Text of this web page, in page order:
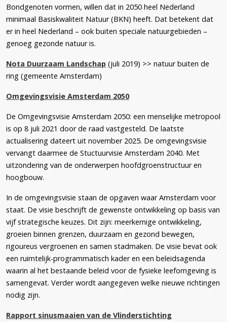
Bondgenoten vormen, willen dat in 2050 heel Nederland
minimaal Basiskwaliteit Natuur (BKN) heeft. Dat betekent dat
er in heel Nederland – ook buiten speciale natuurgebieden –
genoeg gezonde natuur is.
Nota Duurzaam Landschap (juli 2019) >> natuur buiten de
ring (gemeente Amsterdam)
Omgevingsvisie Amsterdam 2050
De Omgevingsvisie Amsterdam 2050: een menselijke metropool
is op 8 juli 2021 door de raad vastgesteld. De laatste
actualisering dateert uit november 2025. De omgevingsvisie
vervangt daarmee de Stuctuurvisie Amsterdam 2040. Met
uitzondering van de onderwerpen hoofdgroenstructuur en
hoogbouw.
In de omgevingsvisie staan de opgaven waar Amsterdam voor
staat. De visie beschrijft de gewenste ontwikkeling op basis van
vijf strategische keuzes. Dit zijn: meerkernige ontwikkeling,
groeien binnen grenzen, duurzaam en gezond bewegen,
rigoureus vergroenen en samen stadmaken. De visie bevat ook
een ruimtelijk-programmatisch kader en een beleidsagenda
waarin al het bestaande beleid voor de fysieke leefomgeving is
samengevat. Verder wordt aangegeven welke nieuwe richtingen
nodig zijn.
Rapport sinusmaaien van de Vlinderstichting